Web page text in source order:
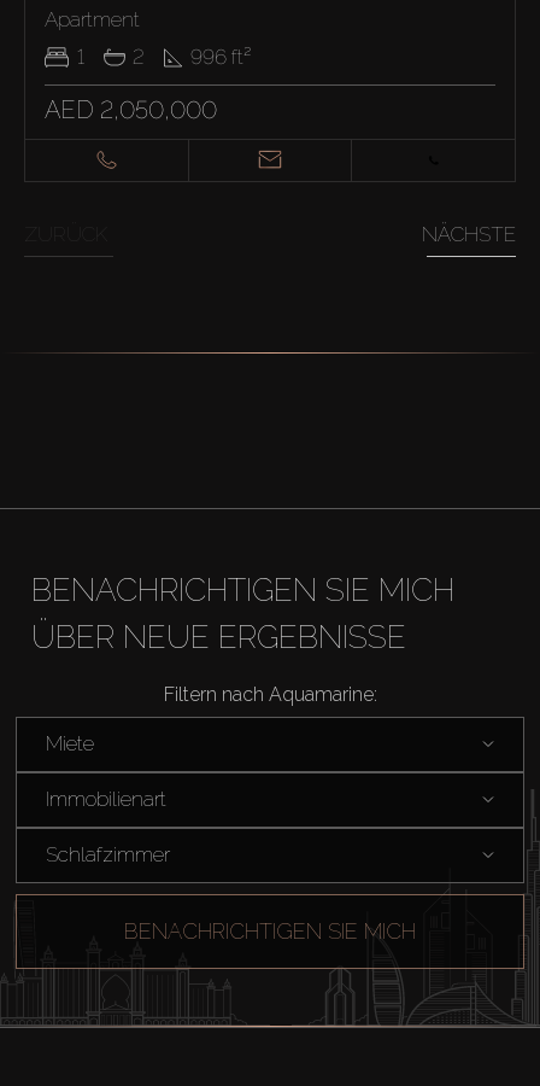
Apartment
1
2 996 ft²
AED 2,050,000
NÄCHSTE
BENACHRICHTIGEN SIE MICH
ÜBER NEUE ERGEBNISSE
Filtern nach Aquamarine:
Miete
Immobilienart
Schlafzimmer
BENACHRICHTIGEN SIE MICH